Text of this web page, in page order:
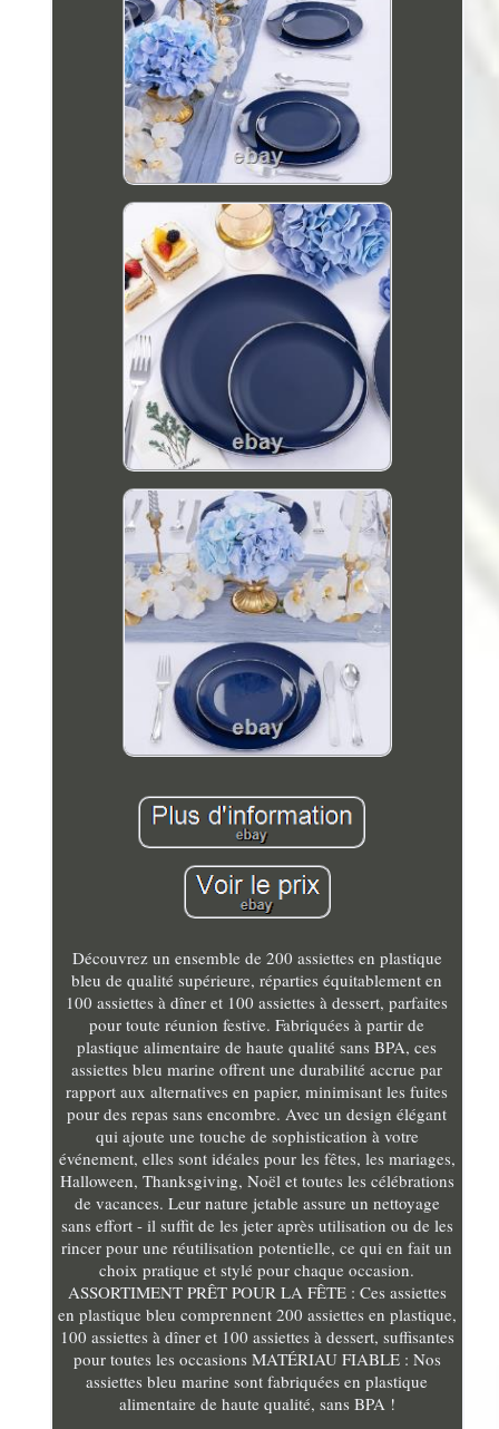
Découvrez un ensemble de 200 assiettes en plastique
bleu de qualité supérieure, réparties équitablement en
100 assiettes à dîner et 100 assiettes à dessert, parfaites
pour toute réunion festive. Fabriquées à partir de
plastique alimentaire de haute qualité sans BPA, ces
assiettes bleu marine offrent une durabilité accrue par
rapport aux alternatives en papier, minimisant les fuites
pour des repas sans encombre. Avec un design élégant
qui ajoute une touche de sophistication à votre
événement, elles sont idéales pour les fêtes, les mariages,
Halloween, Thanksgiving, Noël et toutes les célébrations
de vacances. Leur nature jetable assure un nettoyage
sans effort - il suffit de les jeter après utilisation ou de les
rincer pour une réutilisation potentielle, ce qui en fait un
choix pratique et stylé pour chaque occasion.
ASSORTIMENT PRÊT POUR LA FÊTE : Ces assiettes
en plastique bleu comprennent 200 assiettes en plastique,
100 assiettes à dîner et 100 assiettes à dessert, suffisantes
pour toutes les occasions MATÉRIAU FIABLE : Nos
assiettes bleu marine sont fabriquées en plastique
alimentaire de haute qualité, sans BPA !